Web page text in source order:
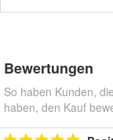
Bewertungen
So haben Kunden,
haben, den Kauf